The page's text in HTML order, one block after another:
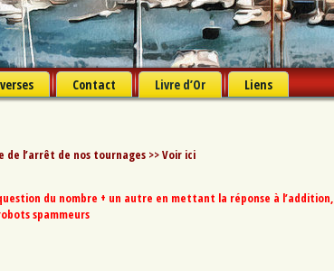
Contact Livre d’Or Liens
de l’arrêt de nos tournages >>Voir ici
du nombre + un autre en mettant la réponse à l’addition,
spammeurs